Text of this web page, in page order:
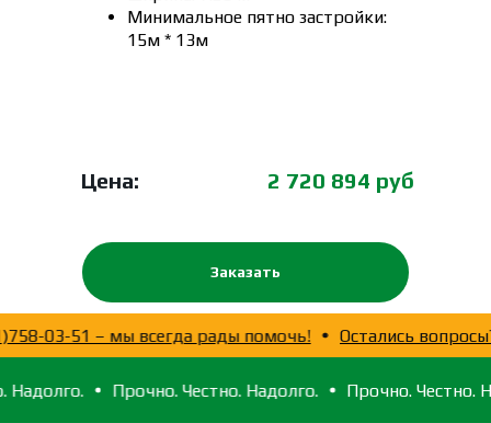
2 720 894 руб
Цена:
Минимальное пятно застройки:
15м * 13м
Заказать
8(921)758-03-51 – мы всегда рады помочь!
Прочно. Честно. Надолго. Прочно. Честно. Надолго.